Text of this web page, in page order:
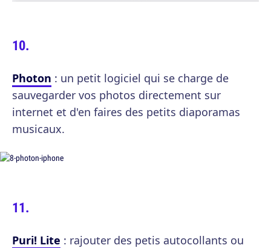
Photon : un petit logiciel qui se charge de
sauvegarder vos photos directement sur
internet et d'en faires des petits diaporamas
musicaux.
Puri! Lite : rajouter des petis autocollants ou